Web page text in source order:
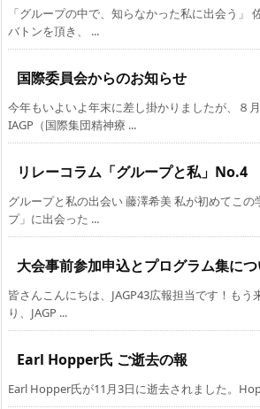
「グループの中で、知らなかった私に出会う」
バトンを頂き、 ...
国際委員会からのお知らせ
今年もいよいよ年末に差し掛かりましたが、８
IAGP（国際集団精神療 ...
リレーコラム「グループと私」No.4
グループと私の出会い 藤澤希美 私が初めてこの
プ」に出会った ...
大会事前参加申込とプログラム集に
皆さんこんにちは、JAGP43広報担当です！もう
り、JAGP ...
Earl Hopper氏 ご逝去の報
Earl Hopper氏が11月3日に逝去されました。